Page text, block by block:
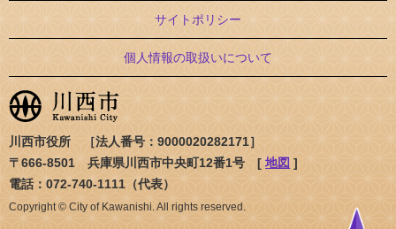
サイトポリシー
個人情報の取扱いについて
川西市役所 ［法人番号：9000020282171］
〒666-8501 兵庫県川西市中央町12番1号 [ 地図 ]
電話：072-740-1111（代表）
Copyright © City of Kawanishi. All rights reserved.